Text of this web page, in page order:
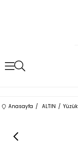
Anasayfa ALTIN Yüzük